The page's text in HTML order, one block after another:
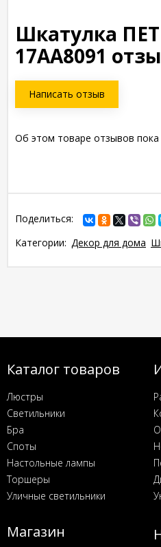
Шкатулка
17AA8091
Написать отзыв
Об этом товаре отзывов пока
Поделиться:
Категории: Декор для дома
Каталог товаров
Люстры
Светильники
Бра
Споты
Настольные лампы
Торшеры
Уличные светильники
Магазин